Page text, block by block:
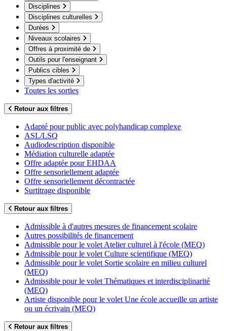
Disciplines
Disciplines culturelles
Durées
Niveaux scolaires
Offres à proximité de
Outils pour l'enseignant
Publics cibles
Types d'activité
Toutes les sorties
Retour aux filtres
Adapté pour public avec polyhandicap complexe
ASL/LSQ
Audiodescription disponible
Médiation culturelle adaptée
Offre adaptée pour EHDAA
Offre sensoriellement adaptée
Offre sensoriellement décontractée
Surtitrage disponible
Retour aux filtres
Admissible à d'autres mesures de financement scolaire
Autres possibilités de financement
Admissible pour le volet Atelier culturel à l'école (MEQ)
Admissible pour le volet Culture scientifique (MEQ)
Admissible pour le volet Sortie scolaire en milieu culturel
(MEQ)
Admissible pour le volet Thématiques et interdisciplinarité
(MEQ)
Artiste disponible pour le volet Une école accueille un artiste
ou un écrivain (MEQ)
Retour aux filtres